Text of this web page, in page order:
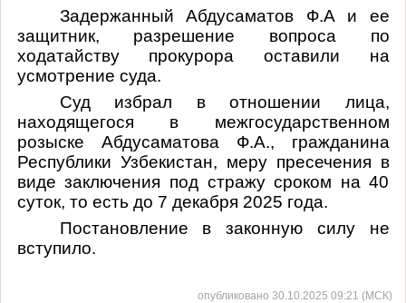
Задержанный Абдусаматов Ф.А и ее
защитник, разрешение вопроса по
ходатайству прокурора оставили на
усмотрение суда.
Суд избрал в отношении лица,
находящегося в межгосударственном
розыске Абдусаматова Ф.А., гражданина
Республики Узбекистан, меру пресечения в
виде заключения под стражу сроком на 40
суток, то есть до 7 декабря 2025 года.
Постановление в законную силу не
вступило.
опубликовано 30.10.2025 09:21 (МСК)